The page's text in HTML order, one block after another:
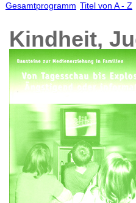
Gesamtprogramm Titel von A - Z
Kindheit,